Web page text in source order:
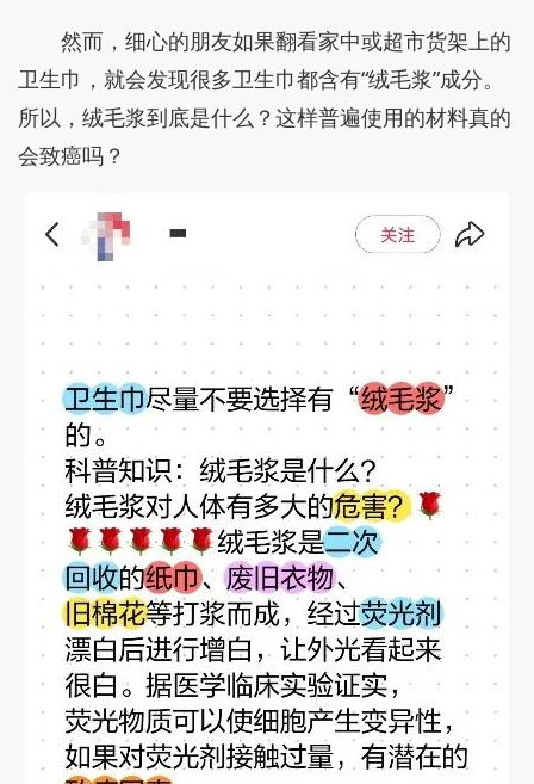
然而，细心的朋友如果翻看家中或超市货架上的
卫生巾，就会发现很多卫生巾都含有“绒毛浆”成分。
所以，绒毛浆到底是什么？这样普遍使用的材料真的
会致癌吗？